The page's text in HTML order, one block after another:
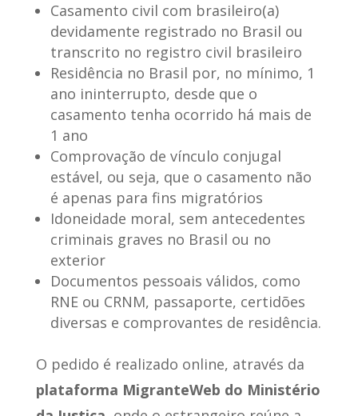
Casamento civil com brasileiro(a)
devidamente registrado no Brasil ou
transcrito no registro civil brasileiro
Residência no Brasil por, no mínimo, 1
ano ininterrupto, desde que o
casamento tenha ocorrido há mais de
1 ano
Comprovação de vínculo conjugal
estável, ou seja, que o casamento não
é apenas para fins migratórios
Idoneidade moral, sem antecedentes
criminais graves no Brasil ou no
exterior
Documentos pessoais válidos, como
RNE ou CRNM, passaporte, certidões
diversas e comprovantes de residência.
O pedido é realizado online, através da
plataforma MigranteWeb do Ministério